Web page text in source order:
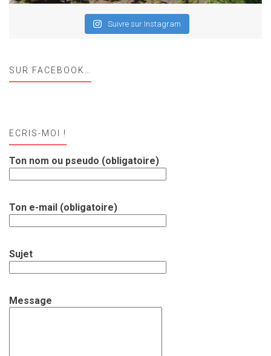
Suivre sur Instagram
SUR FACEBOOK…
ECRIS-MOI !
Ton nom ou pseudo (obligatoire)
Ton e-mail (obligatoire)
Sujet
Message